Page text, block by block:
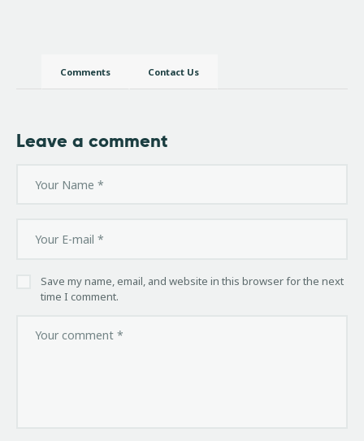
Comments Contact Us
Leave a comment
Save my name, email, and website in this browser for the next
time I comment.